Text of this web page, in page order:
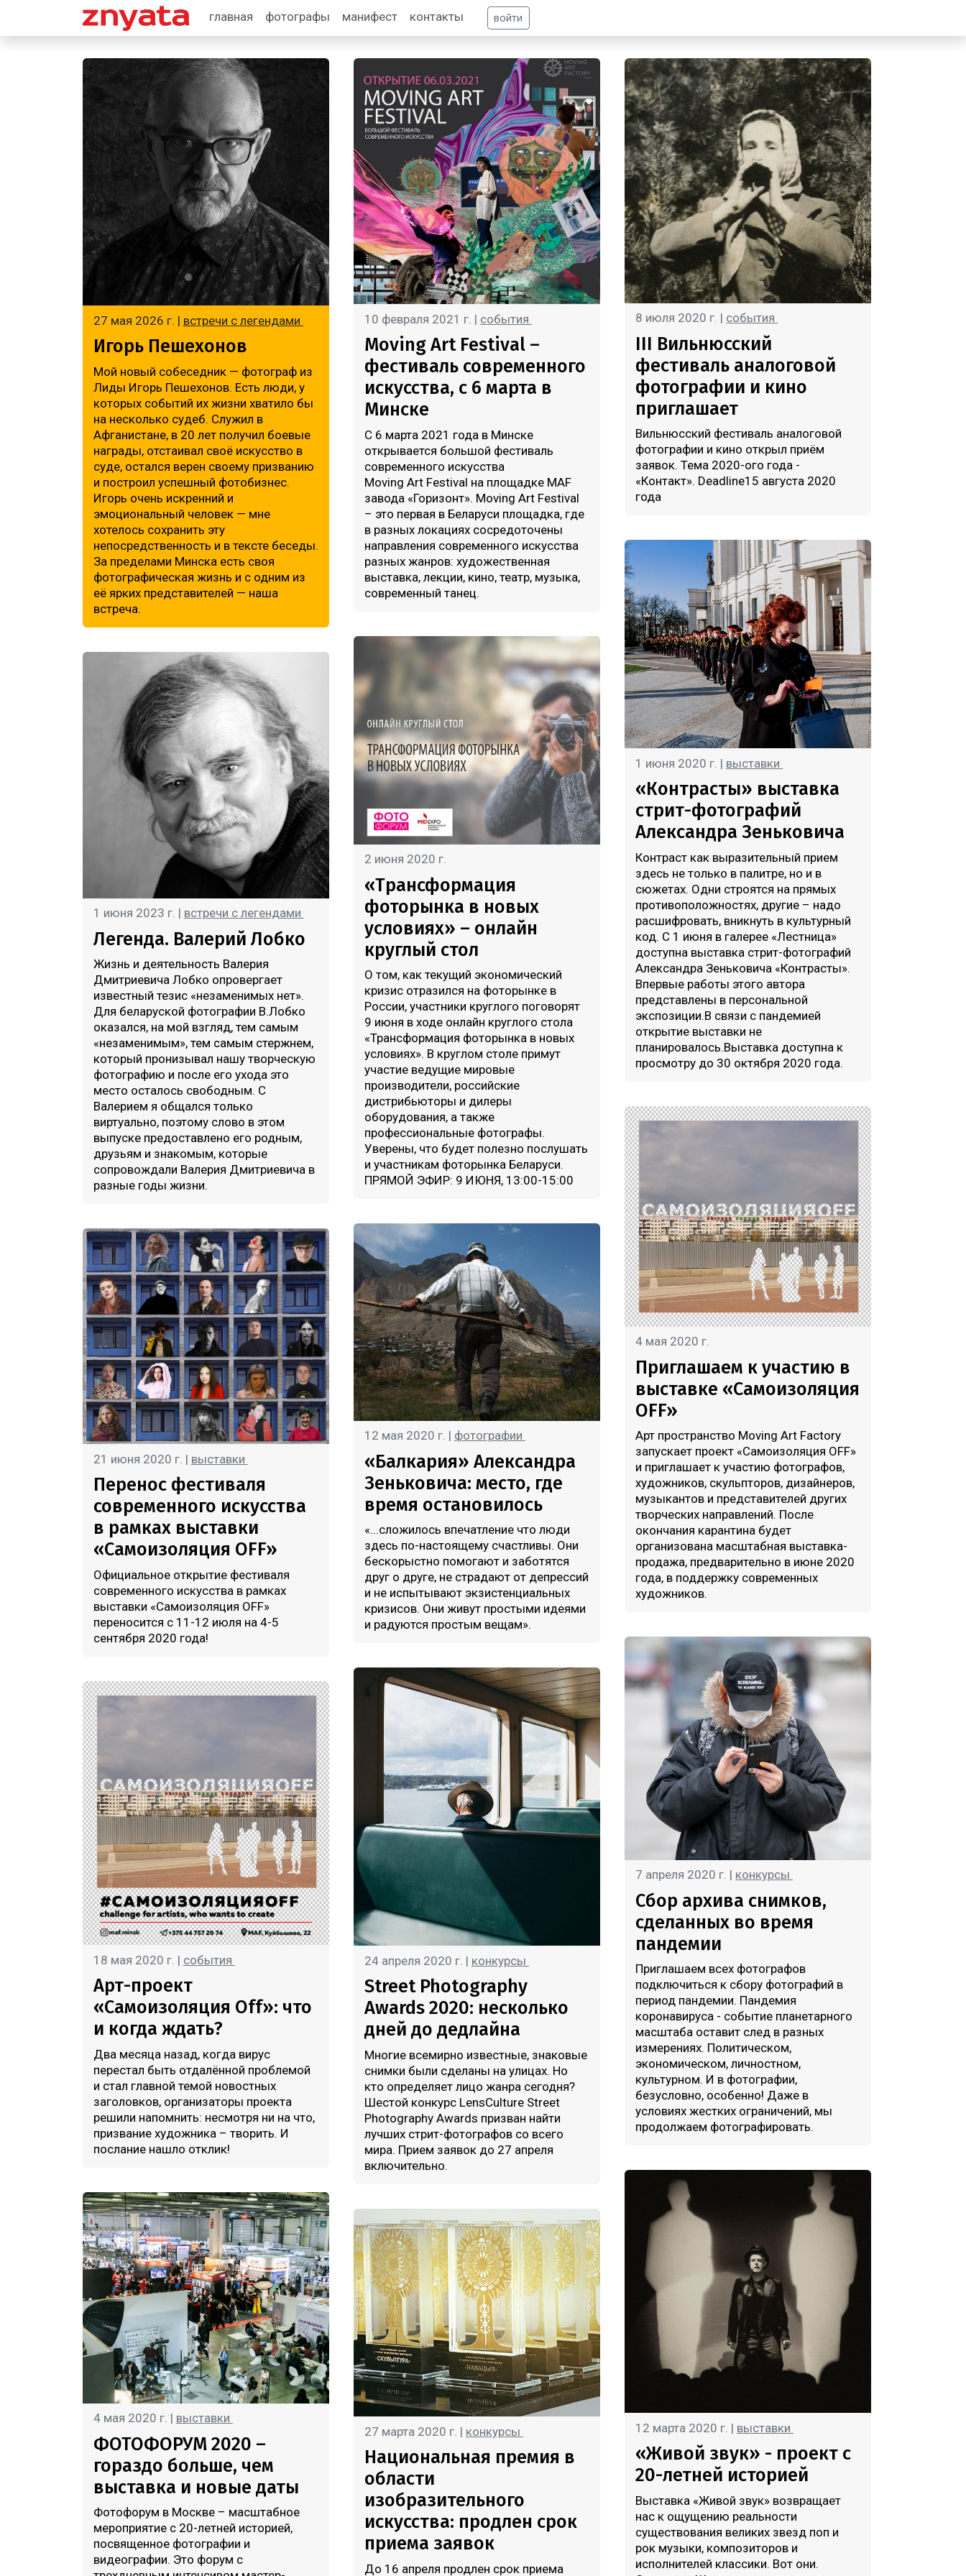
главная фотографы манифест контакты войти
27 мая 2026 г. | встречи с легендами
Игорь Пешехонов
Мой новый собеседник — фотограф из
Лиды Игорь Пешехонов. Есть люди, у
которых событий их жизни хватило бы
на несколько судеб. Служил в
Афганистане, в 20 лет получил боевые
награды, отстаивал своё искусство в
суде, остался верен своему призванию
и построил успешный фотобизнес.
Игорь очень искренний и
эмоциональный человек — мне
хотелось сохранить эту
непосредственность и в тексте беседы.
За пределами Минска есть своя
фотографическая жизнь и с одним из
её ярких представителей — наша
встреча.
1 июня 2023 г. | встречи с легендами
Легенда. Валерий Лобко
Жизнь и деятельность Валерия
Дмитриевича Лобко опровергает
известный тезис «незаменимых нет».
Для беларуской фотографии В.Лобко
оказался, на мой взгляд, тем самым
«незаменимым», тем самым стержнем,
который пронизывал нашу творческую
фотографию и после его ухода это
место осталось свободным. С
Валерием я общался только
виртуально, поэтому слово в этом
выпуске предоставлено его родным,
друзьям и знакомым, которые
сопровождали Валерия Дмитриевича в
разные годы жизни.
21 июня 2020 г. | выставки
Перенос фестиваля
современного искусства
в рамках выставки
«Самоизоляция OFF»
Официальное открытие фестиваля
современного искусства в рамках
выставки «Самоизоляция OFF»
переносится с 11-12 июля на 4-5
сентября 2020 года!
18 мая 2020 г. | события
Арт-проект
«Самоизоляция Off»: что
и когда ждать?
Два месяца назад, когда вирус
перестал быть отдалённой проблемой
и стал главной темой новостных
заголовков, организаторы проекта
решили напомнить: несмотря ни на что,
призвание художника – творить. И
послание нашло отклик!
4 мая 2020 г. | выставки
ФОТОФОРУМ 2020 –
гораздо больше, чем
выставка и новые даты
Фотофорум в Москве – масштабное
мероприятие с 20-летней историей,
посвященное фотографии и
видеографии. Это форум с
10 февраля 2021 г. | события
Moving Art Festival –
фестиваль современного
искусства, c 6 марта в
Минске
С 6 марта 2021 года в Минске
открывается большой фестиваль
современного искусства
Moving Art Festival на площадке MAF
завода «Горизонт». Moving Art Festival
– это первая в Беларуси площадка, где
в разных локациях сосредоточены
направления современного искусства
разных жанров: художественная
выставка, лекции, кино, театр, музыка,
современный танец.
2 июня 2020 г.
«Трансформация
фоторынка в новых
условиях» – онлайн
круглый стол
О том, как текущий экономический
кризис отразился на фоторынке в
России, участники круглого поговорят
9 июня в ходе онлайн круглого стола
«Трансформация фоторынка в новых
условиях». В круглом столе примут
участие ведущие мировые
производители, российские
дистрибьюторы и дилеры
оборудования, а также
профессиональные фотографы.
Уверены, что будет полезно послушать
и участникам фоторынка Беларуси.
ПРЯМОЙ ЭФИР: 9 ИЮНЯ, 13:00-15:00
12 мая 2020 г. | фотографии
«Балкария» Александра
Зеньковича: место, где
время остановилось
«...сложилось впечатление что люди
здесь по-настоящему счастливы. Они
бескорыстно помогают и заботятся
друг о друге, не страдают от депрессий
и не испытывают экзистенциальных
кризисов. Они живут простыми идеями
и радуются простым вещам».
24 апреля 2020 г. | конкурсы
Street Photography
Awards 2020: несколько
дней до дедлайна
Многие всемирно известные, знаковые
снимки были сделаны на улицах. Но
кто определяет лицо жанра сегодня?
Шестой конкурс LensCulture Street
Photography Awards призван найти
лучших стрит-фотографов со всего
мира. Прием заявок до 27 апреля
включительно.
27 марта 2020 г. | конкурсы
Национальная премия в
области
изобразительного
искусства: продлен срок
приема заявок
До 16 апреля продлен срок приема
8 июля 2020 г. | события
III Вильнюсский
фестиваль аналоговой
фотографии и кино
приглашает
Вильнюсский фестиваль аналоговой
фотографии и кино открыл приём
заявок. Тема 2020-ого года -
«Контакт». Deadline15 августа 2020
года
1 июня 2020 г. | выставки
«Контрасты» выставка
стрит-фотографий
Александра Зеньковича
Контраст как выразительный прием
здесь не только в палитре, но и в
сюжетах. Одни строятся на прямых
противоположностях, другие – надо
расшифровать, вникнуть в культурный
код. С 1 июня в галерее «Лестница»
доступна выставка стрит-фотографий
Александра Зеньковича «Контрасты».
Впервые работы этого автора
представлены в персональной
экспозиции.В связи с пандемией
открытие выставки не
планировалось.Выставка доступна к
просмотру до 30 октября 2020 года.
4 мая 2020 г.
Приглашаем к участию в
выставке «Самоизоляция
OFF»
Арт пространство Moving Art Factory
запускает проект «Самоизоляция OFF»
и приглашает к участию фотографов,
художников, скульпторов, дизайнеров,
музыкантов и представителей других
творческих направлений. После
окончания карантина будет
организована масштабная выставка-
продажа, предварительно в июне 2020
года, в поддержку современных
художников.
7 апреля 2020 г. | конкурсы
Сбор архива снимков,
сделанных во время
пандемии
Приглашаем всех фотографов
подключиться к сбору фотографий в
период пандемии. Пандемия
коронавируса - событие планетарного
масштаба оставит след в разных
измерениях. Политическом,
экономическом, личностном,
культурном. И в фотографии,
безусловно, особенно! Даже в
условиях жестких ограничений, мы
продолжаем фотографировать.
12 марта 2020 г. | выставки
«Живой звук» - проект с
20-летней историей
Выставка «Живой звук» возвращает
нас к ощущению реальности
существования великих звезд поп и
рок музыки, композиторов и
исполнителей классики. Вот они.